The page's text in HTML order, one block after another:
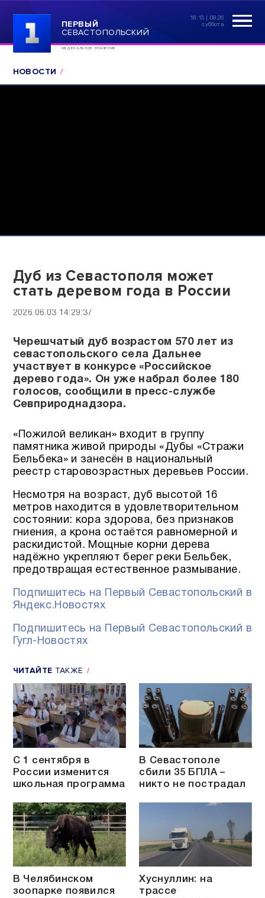
ПЕРВЫЙ
СЕВАСТОПОЛЬСКИЙ
ФЕДЕРАЛЬНОЕ ЗНАЧЕНИЕ
16:13 | 08.26
суббота
НОВОСТИ
Дуб из Севастополя может
стать деревом года в России
2026.06.03 14:29:37
Черешчатый дуб возрастом 570 лет из
севастопольского села Дальнее
участвует в конкурсе «Российское
дерево года». Он уже набрал более 180
голосов, сообщили в пресс-службе
Севприроднадзора.
«Пожилой великан» входит в группу
памятника живой природы «Дубы «Стражи
Бельбека» и занесён в национальный
реестр старовозрастных деревьев России.
Несмотря на возраст, дуб высотой 16
метров находится в удовлетворительном
состоянии: кора здорова, без признаков
гниения, а крона остаётся равномерной и
раскидистой. Мощные корни дерева
надёжно укрепляют берег реки Бельбек,
предотвращая естественное размывание.
Подпишитесь на Первый Севастопольский в
Яндекс.Новостях
Подпишитесь на Первый Севастопольский в
Гугл-Новостях
ЧИТАЙТЕ ТАКЖЕ
С 1 сентября в
России изменится
школьная программа
В Севастополе
сбили 35 БПЛА –
никто не пострадал
В Челябинском
зоопарке появился
Хуснуллин: на
трассе